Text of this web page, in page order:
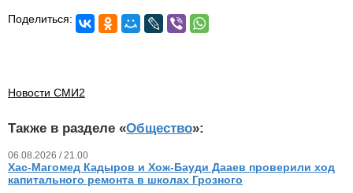
Поделиться:
Новости СМИ2
Также в разделе «Общество»:
06.08.2026 / 21.00
Хас-Магомед Кадыров и Хож-Бауди Дааев проверили ход
капитального ремонта в школах Грозного